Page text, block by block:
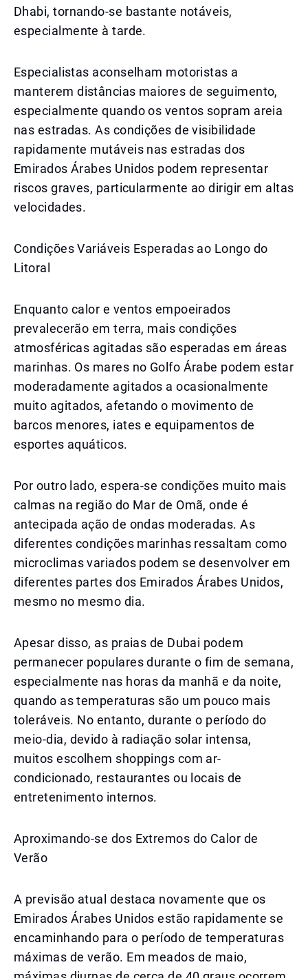
Dhabi, tornando-se bastante notáveis,
especialmente à tarde.
Especialistas aconselham motoristas a
manterem distâncias maiores de seguimento,
especialmente quando os ventos sopram areia
nas estradas. As condições de visibilidade
rapidamente mutáveis nas estradas dos
Emirados Árabes Unidos podem representar
riscos graves, particularmente ao dirigir em altas
velocidades.
Condições Variáveis Esperadas ao Longo do
Litoral
Enquanto calor e ventos empoeirados
prevalecerão em terra, mais condições
atmosféricas agitadas são esperadas em áreas
marinhas. Os mares no Golfo Árabe podem estar
moderadamente agitados a ocasionalmente
muito agitados, afetando o movimento de
barcos menores, iates e equipamentos de
esportes aquáticos.
Por outro lado, espera-se condições muito mais
calmas na região do Mar de Omã, onde é
antecipada ação de ondas moderadas. As
diferentes condições marinhas ressaltam como
microclimas variados podem se desenvolver em
diferentes partes dos Emirados Árabes Unidos,
mesmo no mesmo dia.
Apesar disso, as praias de Dubai podem
permanecer populares durante o fim de semana,
especialmente nas horas da manhã e da noite,
quando as temperaturas são um pouco mais
toleráveis. No entanto, durante o período do
meio-dia, devido à radiação solar intensa,
muitos escolhem shoppings com ar-
condicionado, restaurantes ou locais de
entretenimento internos.
Aproximando-se dos Extremos do Calor de
Verão
A previsão atual destaca novamente que os
Emirados Árabes Unidos estão rapidamente se
encaminhando para o período de temperaturas
máximas de verão. Em meados de maio,